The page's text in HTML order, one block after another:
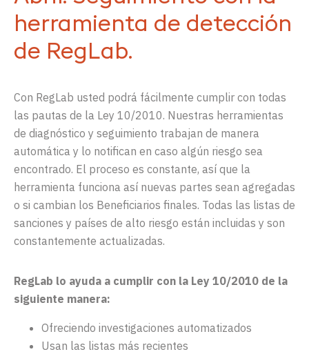
herramienta de detección
de RegLab.
Con RegLab usted podrá fácilmente cumplir con todas
las pautas de la Ley 10/2010. Nuestras herramientas
de diagnóstico y seguimiento trabajan de manera
automática y lo notifican en caso algún riesgo sea
encontrado. El proceso es constante, así que la
herramienta funciona así nuevas partes sean agregadas
o si cambian los Beneficiarios finales. Todas las listas de
sanciones y países de alto riesgo están incluidas y son
constantemente actualizadas.
RegLab lo ayuda a cumplir con la Ley 10/2010 de la
siguiente manera:
Ofreciendo investigaciones automatizados
Usan las listas más recientes